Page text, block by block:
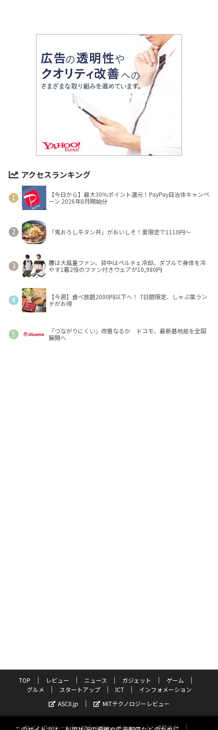
アクセスランキング
【今日から】最大30％ポイント還元！PayPay自治体キャンペ
ーン 2026年8月開始分
「鬼おろし牛タン丼」がおいしそ！夏限定で1110円～
腰は大風量ファン、背中はペルチェ冷却。ダブルで身体を冷
やす1着2役のファン付きウェアが10,980円
【今週】食べ放題2000円以下へ！ 7日間限定、しゃぶ葉ラン
チがお得
「つながりにくい」改善なるか ドコモ、最新基地局を全国
展開へ
TOP レビュー ニュース ガジェット
ゲーム
グルメ
スタートアップ ICT
インフォメーション
ASCII.jp
MITテクノロジーレビュー
サイトポリシー プライバシーポリシー 運営会社